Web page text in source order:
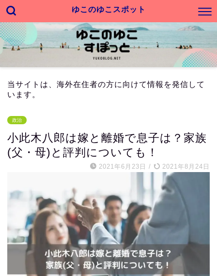
ゆこのゆこスポット
当サイトは、海外在住者の方に向けて情報を発信して
います。
政治
小此木八郎は嫁と離婚で息子は？家族
(父・母)と評判についても！
2021年6月23日 / 2021年8月24日